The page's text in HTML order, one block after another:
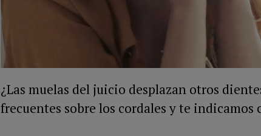
¿Las muelas del juicio desplazan otros
frecuentes sobre los cordales y te